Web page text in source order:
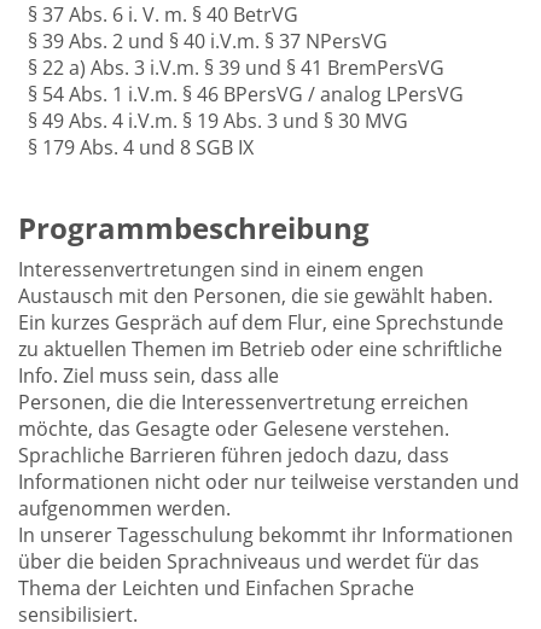
§ 37 Abs. 6 i. V. m. § 40 BetrVG
§ 39 Abs. 2 und § 40 i.V.m. § 37 NPersVG
§ 22 a) Abs. 3 i.V.m. § 39 und § 41 BremPersVG
§ 54 Abs. 1 i.V.m. § 46 BPersVG / analog LPersVG
§ 49 Abs. 4 i.V.m. § 19 Abs. 3 und § 30 MVG
§ 179 Abs. 4 und 8 SGB IX
Programmbeschreibung
Interessenvertretungen sind in einem engen
Austausch mit den Personen, die sie gewählt haben.
Ein kurzes Gespräch auf dem Flur, eine Sprechstunde
zu aktuellen Themen im Betrieb oder eine schriftliche
Info. Ziel muss sein, dass alle
Personen, die die Interessenvertretung erreichen
möchte, das Gesagte oder Gelesene verstehen.
Sprachliche Barrieren führen jedoch dazu, dass
Informationen nicht oder nur teilweise verstanden und
aufgenommen werden.
In unserer Tagesschulung bekommt ihr Informationen
über die beiden Sprachniveaus und werdet für das
Thema der Leichten und Einfachen Sprache
sensibilisiert.